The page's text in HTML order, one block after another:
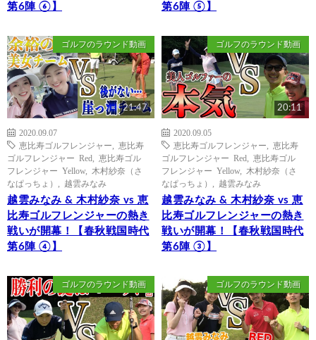
第6陣 ⑥】
第6陣 ⑤】
ゴルフのラウンド動画
21:47
2020.09.07
恵比寿ゴルフレンジャー
恵比寿
ゴルフレンジャー Red
恵比寿ゴル
フレンジャー Yellow, 木村紗奈（さ
なぱっちょ）
越雲みなみ
越雲みなみ & 木村紗奈 vs 恵
比寿ゴルフレンジャーの熱き
戦いが開幕！【春秋戦国時代
第6陣 ④】
ゴルフのラウンド動画
20:11
2020.09.05
恵比寿ゴルフレンジャー
恵比寿
ゴルフレンジャー Red
恵比寿ゴル
フレンジャー Yellow, 木村紗奈（さ
なぱっちょ）
越雲みなみ
越雲みなみ & 木村紗奈 vs 恵
比寿ゴルフレンジャーの熱き
戦いが開幕！【春秋戦国時代
第6陣 ③】
ゴルフのラウンド動画 ゴルフのラウンド動画